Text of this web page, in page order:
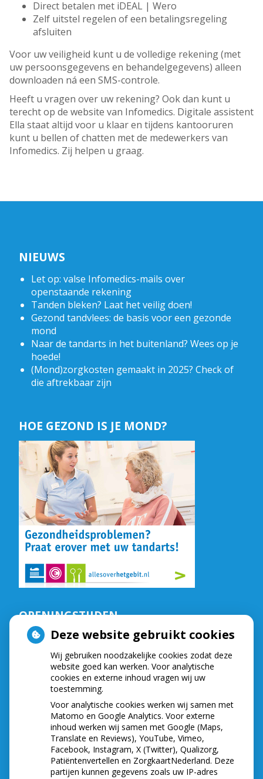
Direct betalen met iDEAL | Wero
Zelf uitstel regelen of een betalingsregeling
afsluiten
Voor uw veiligheid kunt u de volledige rekening (met
uw persoonsgegevens en behandelgegevens) alleen
downloaden ná een SMS-controle.
Heeft u vragen over uw rekening? Ook dan kunt u
terecht op de website van Infomedics. Digitale assistent
Ella staat altijd voor u klaar en tijdens kantooruren
kunt u bellen of chatten met de medewerkers van
Infomedics. Zij helpen u graag.
NIEUWS
Let op: valse Infomedics-mails over
openstaande rekening
Tanden bleken? Laat het veilig doen!
Gezond tandvlees: de basis voor een gezonde
mond
Naar de tandarts in het buitenland? Wees op je
hoede!
(Mond)zorgkosten gemaakt in 2025? Check of
die aftrekbaar zijn
HOE GEZOND IS JE MOND?
OPENINGSTIJDEN
De praktijk is geopend op:
Maandag,
van9.00tot16.30
Dinsdag,
van8.15tot16.30
Woensdag, van8.15tot16.30
van 8.15
16.30
Vrijdag,
van8.30tot 16.30
Telefonisch zijn wij bereikbaar op:
Maandag,
van8.30tot12.00
Dinsdag,
van8.30tot12.00
Woensdag, van8.30 tot12.00
Deze website gebruikt cookies
Wij gebruiken noodzakelijke cookies zodat deze
website goed kan werken. Voor analytische
cookies en externe inhoud vragen wij uw
toestemming.
Voor analytische cookies werken wij samen met
Matomo en Google Analytics. Voor externe
inhoud werken wij samen met Google (Maps,
Translate en Reviews), YouTube, Vimeo,
Facebook, Instagram, X (Twitter), Qualizorg,
Patiëntenvertellen en ZorgkaartNederland. Deze
partijen kunnen gegevens zoals uw IP-adres